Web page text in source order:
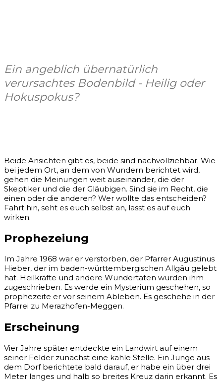
Ein angeblich übernatürlich
verursachtes Bodenbild - Heilig oder
Hokuspokus?
Beide Ansichten gibt es, beide sind nachvollziehbar. Wie
bei jedem Ort, an dem von Wundern berichtet wird,
gehen die Meinungen weit auseinander, die der
Skeptiker und die der Gläubigen. Sind sie im Recht, die
einen oder die anderen? Wer wollte das entscheiden?
Fahrt hin, seht es euch selbst an, lasst es auf euch
wirken.
Prophezeiung
Im Jahre 1968 war er verstorben, der Pfarrer Augustinus
Hieber, der im baden-württembergischen Allgäu gelebt
hat. Heilkräfte und andere Wundertaten wurden ihm
zugeschrieben. Es werde ein Mysterium geschehen, so
prophezeite er vor seinem Ableben. Es geschehe in der
Pfarrei zu Merazhofen-Meggen.
Erscheinung
Vier Jahre später entdeckte ein Landwirt auf einem
seiner Felder zunächst eine kahle Stelle. Ein Junge aus
dem Dorf berichtete bald darauf, er habe ein über drei
Meter langes und halb so breites Kreuz darin erkannt. Es